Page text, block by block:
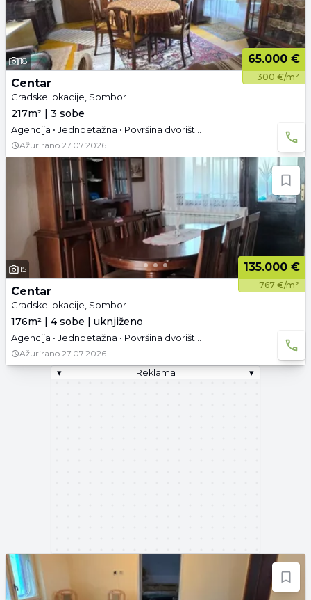
18 65.000 €
300 €/m²
Centar
Gradske lokacije, Sombor
217m² | 3 sobe
Agencija • Jednoetažna • Površina dvorišta: 4.01 a • Parking
Ažurirano 27.07.2026.
15 135.000 €
767 €/m²
Centar
Gradske lokacije, Sombor
176m² | 4 sobe | uknjiženo
Agencija • Jednoetažna • Površina dvorišta: 3.62 a • Uknjižen • Parking
Ažurirano 27.07.2026.
▾
Reklama ▾